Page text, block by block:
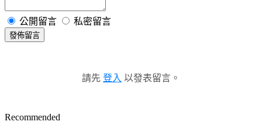
公開留言 私密留言
發佈留言
請先 登入 以發表留言。
Recommended